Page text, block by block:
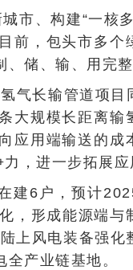
市、构建“一核
前，包头市多个
储、输、用完整
气长输管道项目
大规模长距离输
应用端输送的成
，进一步拓展应
建6户，预计
，形成能源端与
上风电装备强化
产业链基地。